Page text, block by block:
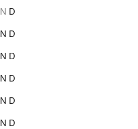
N D
N D
N D
N D
N D
N D